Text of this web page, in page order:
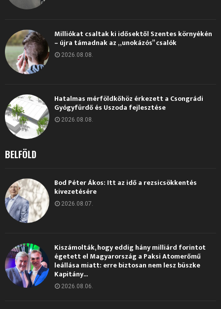
Milliókat csaltak ki idősektől Szentes környékén
– újra támadnak az „unokázós” csalók
2026.08.08.
Hatalmas mérföldkőhöz érkezett a Csongrádi
Gyógyfürdő és Uszoda fejlesztése
2026.08.08.
BELFÖLD
Bod Péter Ákos: Itt az idő a rezsicsökkentés
kivezetésére
2026.08.07.
Kiszámolták, hogy eddig hány milliárd forintot
égetett el Magyarország a Paksi Atomerőmű
leállása miatt: erre biztosan nem lesz büszke
Kapitány...
2026.08.06.